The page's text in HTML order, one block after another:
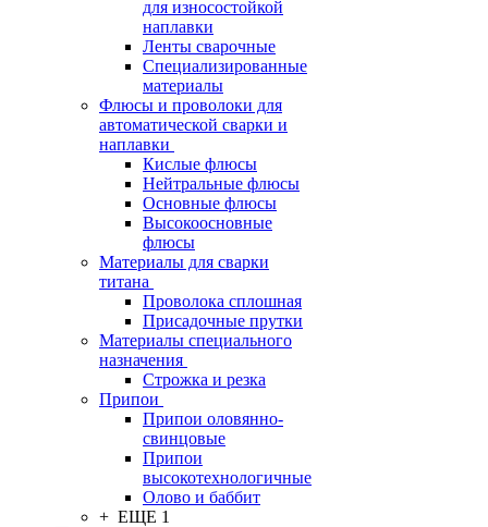
для износостойкой
наплавки
Ленты сварочные
Специализированные
материалы
Флюсы и проволоки для
автоматической сварки и
наплавки
Кислые флюсы
Нейтральные флюсы
Основные флюсы
Высокоосновные
флюсы
Материалы для сварки
титана
Проволока сплошная
Присадочные прутки
Материалы специального
назначения
Строжка и резка
Припои
Припои оловянно-
свинцовые
Припои
высокотехнологичные
Олово и баббит
+ ЕЩЕ 1